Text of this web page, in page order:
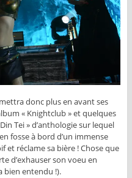
donc plus en avant ses
« Knightclub » et quelques
Tei » d’anthologie sur lequel
fosse à bord d’un immense
et réclame sa bière ! Chose que
d’exhauser son voeu en
bien entendu !).